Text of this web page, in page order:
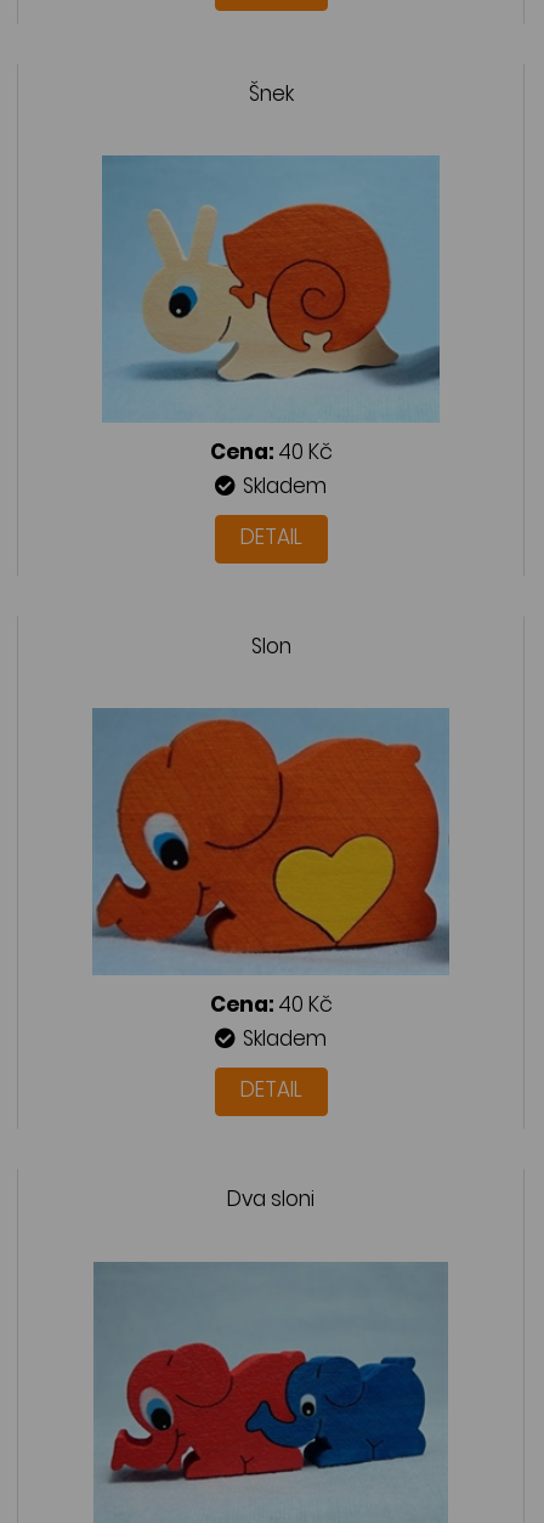
Šnek
Cena: 40 Kč
Skladem
DETAIL
Slon
Cena: 40 Kč
Skladem
DETAIL
Dva sloni